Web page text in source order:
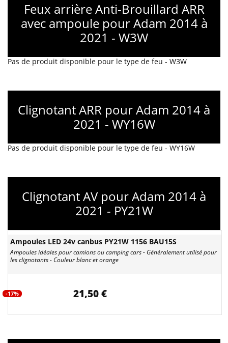
Feux arrière Anti-Brouillard ARR
avec ampoule pour Adam 2014 à
2021 - W3W
Pas de produit disponible pour le type de feu - W3W
Clignotant ARR pour Adam 2014 à
2021 - WY16W
Pas de produit disponible pour le type de feu - WY16W
Clignotant AV pour Adam 2014 à
2021 - PY21W
Ampoules LED 24v canbus PY21W 1156 BAU15S
Ampoules idéales pour camions ou camping cars - Généralement utilisé pour
les clignotants - Couleur blanc et orange
-17% 21,50 €